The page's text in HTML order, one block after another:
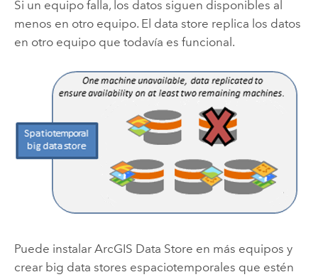
Si un equipo falla, los datos siguen disponibles al
menos en otro equipo. El data store replica los datos
en otro equipo que todavía es funcional.
Puede instalar ArcGIS Data Store en más equipos y
crear big data stores espaciotemporales que estén